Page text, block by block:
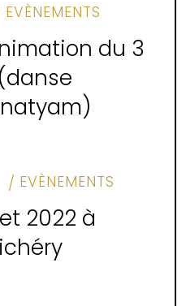
EVÈNEMENTS
du 3
EVÈNEMENTS
2022 à